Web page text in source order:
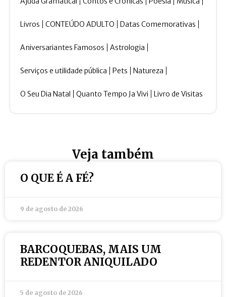
Livros CONTEÚDO ADULTO Datas Comemorativas
Aniversariantes Famosos Astrologia
Serviços e utilidade pública Pets Natureza
O Seu Dia Natal Quanto Tempo Ja Vivi Livro de Visitas
Veja também
O QUE É A FÉ?
9 de agosto de 2026
BARCOQUEBAS, MAIS UM
REDENTOR ANIQUILADO
5 de agosto de 2026